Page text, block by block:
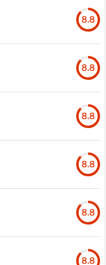
8.8
8.8
8.8
8.8
8.8
8.8